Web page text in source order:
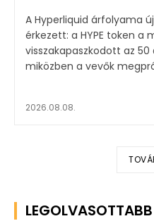
A Hyperliquid árfolyama
érkezett: a HYPE token a
visszakapaszkodott az 50
miközben a vevők
2026.08.08.